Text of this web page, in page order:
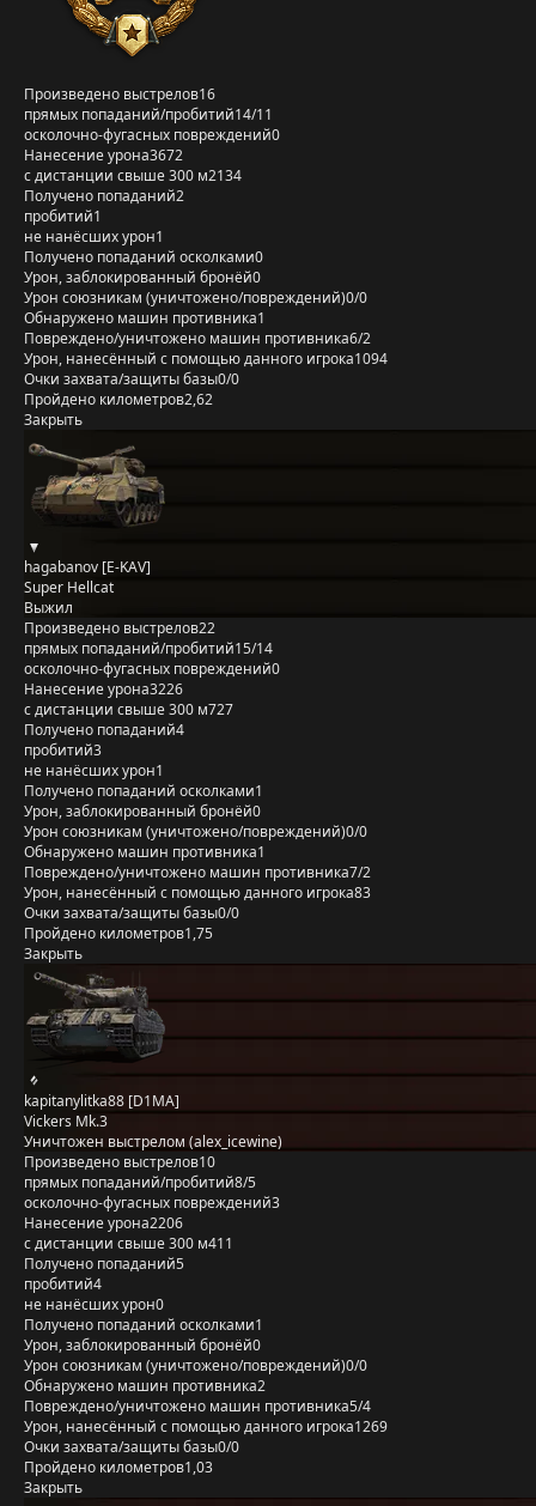
Произведено выстрелов16
прямых попаданий/пробитий14/11
осколочно-фугасных повреждений0
Нанесение урона3672
с дистанции свыше 300 м2134
Получено попаданий2
пробитий1
не нанёсших урон1
Получено попаданий осколками0
Урон, заблокированный бронёй0
Урон союзникам (уничтожено/повреждений)0/0
Обнаружено машин противника1
Повреждено/уничтожено машин противника6/2
Урон, нанесённый с помощью данного игрока1094
Очки захвата/защиты базы0/0
Пройдено километров2,62
Закрыть
hagabanov [E-KAV]
Super Hellcat
Выжил
Произведено выстрелов22
прямых попаданий/пробитий15/14
осколочно-фугасных повреждений0
Нанесение урона3226
с дистанции свыше 300 м727
Получено попаданий4
пробитий3
не нанёсших урон1
Получено попаданий осколками1
Урон, заблокированный бронёй0
Урон союзникам (уничтожено/повреждений)0/0
Обнаружено машин противника1
Повреждено/уничтожено машин противника7/2
Урон, нанесённый с помощью данного игрока83
Очки захвата/защиты базы0/0
Пройдено километров1,75
Закрыть
kapitanylitka88 [D1MA]
Vickers Mk.3
Уничтожен выстрелом (alex_icewine)
Произведено выстрелов10
прямых попаданий/пробитий8/5
осколочно-фугасных повреждений3
Нанесение урона2206
с дистанции свыше 300 м411
Получено попаданий5
пробитий4
не нанёсших урон0
Получено попаданий осколками1
Урон, заблокированный бронёй0
Урон союзникам (уничтожено/повреждений)0/0
Обнаружено машин противника2
Повреждено/уничтожено машин противника5/4
Урон, нанесённый с помощью данного игрока1269
Очки захвата/защиты базы0/0
Пройдено километров1,03
Закрыть